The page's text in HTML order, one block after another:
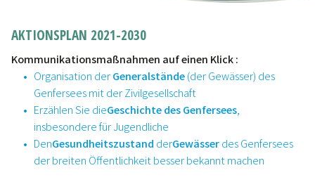
AKTIONSPLAN 2021-2030
Kommunikationsmaßnahmen auf einen Klick :
Organisation derGeneralstände(der Gewässer) des
Genfersees mit der Zivilgesellschaft
Erzählen Sie dieGeschichte des Genfersees,
insbesondere für Jugendliche
DenGesundheitszustand derGewässerdes Genfersees
der breiten Öffentlichkeit besser bekannt machen